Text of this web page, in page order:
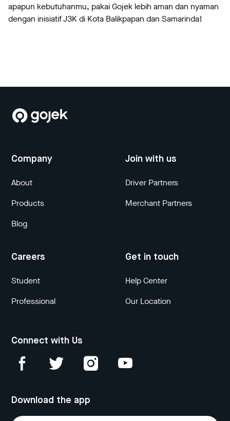
apapun kebutuhanmu, pakai Gojek lebih aman dan nyaman
dengan inisiatif J3K di Kota Balikpapan dan Samarinda!
Company
About
Products
Blog
Join with us
Driver Partners
Merchant Partners
Careers
Student
Professional
Get in touch
Help Center
Our Location
Connect with Us
Download the app